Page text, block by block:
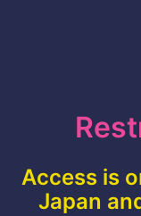
Access is
Japan